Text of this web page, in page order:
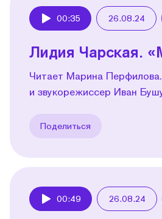
00:35 26.08.24
Лидия Чарская.
Читает Марина
и звукорежиссер Иван
Поделиться
00:49 26.08.24